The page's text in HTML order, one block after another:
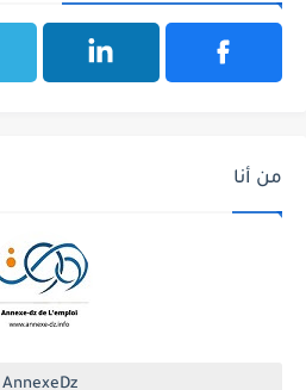
من أنا
AnnexeDz